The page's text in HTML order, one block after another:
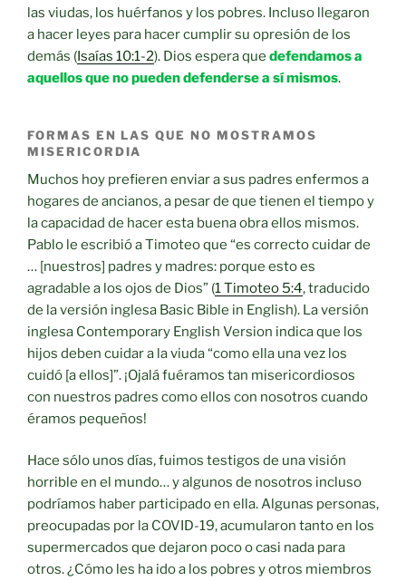
las viudas, los huérfanos y los pobres. Incluso llegaron
a hacer leyes para hacer cumplir su opresión de los
demás (Isaías 10:1-2). Dios espera que defendamos a
aquellos que no pueden defenderse a sí mismos.
FORMAS EN LAS QUE NO MOSTRAMOS
MISERICORDIA
Muchos hoy prefieren enviar a sus padres enfermos a
hogares de ancianos, a pesar de que tienen el tiempo y
la capacidad de hacer esta buena obra ellos mismos.
Pablo le escribió a Timoteo que “es correcto cuidar de
… [nuestros] padres y madres: porque esto es
agradable a los ojos de Dios” (1 Timoteo 5:4, traducido
de la versión inglesa Basic Bible in English). La versión
inglesa Contemporary English Version indica que los
hijos deben cuidar a la viuda “como ella una vez los
cuidó [a ellos]”. ¡Ojalá fuéramos tan misericordiosos
con nuestros padres como ellos con nosotros cuando
éramos pequeños!
Hace sólo unos días, fuimos testigos de una visión
horrible en el mundo… y algunos de nosotros incluso
podríamos haber participado en ella. Algunas personas,
preocupadas por la COVID-19, acumularon tanto en los
supermercados que dejaron poco o casi nada para
otros. ¿Cómo les ha ido a los pobres y otros miembros